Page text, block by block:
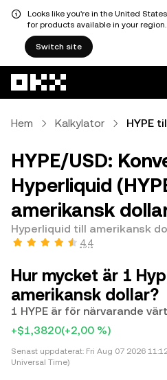
Looks like you're in the United
for products available in your region.
Switch site
Hem Kalkylator HYPE
HYPE/USD:
Hyperliquid
amerikansk
Hyperliquid till amerikansk
4,4
Hur mycket är 1
amerikansk dollar?
1 HYPE är för närvarande
+$1,3820(+2,00 %)
Senast uppdaterat: Fri Aug 07 2026
Universal Time)